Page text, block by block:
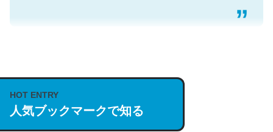
説してる記事が少ないので貴重な良記事。/続編来た
https://isobe324649.hatenablog.com/entry/2023/03/27
/064121
─GPTの仕組みと限界についての考察（１） - conceptualization
HOT ENTRY
人気ブックマークで知る